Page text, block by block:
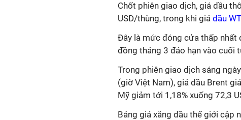
Chốt phiên giao dịch, giá dầu
USD/thùng, trong khi giá dầu
Đây là mức đóng cửa thấp nhất
đồng tháng 3 đáo hạn vào cuối
Trong phiên giao dịch sáng
(giờ Việt Nam), giá dầu Brent
Mỹ giảm tới 1,18% xuống 72,3
Bảng giá xăng dầu thế giới cập